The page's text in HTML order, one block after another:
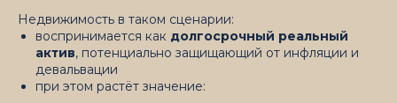
Недвижимость в таком сценарии:
воспринимается как долгосрочный реальный
актив, потенциально защищающий от инфляции и
девальвации
при этом растёт значение: